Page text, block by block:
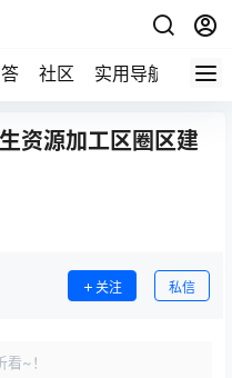
社区 实用导航 如东
资源加工区圈区建
关注 私信
~！